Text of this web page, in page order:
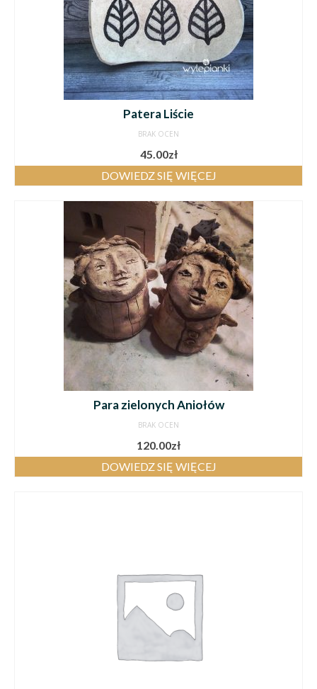
Patera Liście
BRAK OCEN
45.00zł
DOWIEDZ SIĘ WIĘCEJ
Para zielonych Aniołów
BRAK OCEN
120.00zł
DOWIEDZ SIĘ WIĘCEJ